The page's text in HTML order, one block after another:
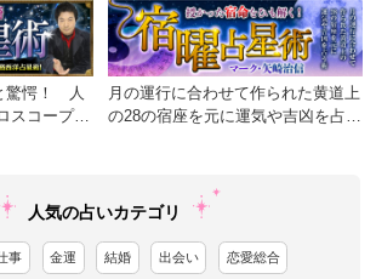
驚愕！ 人
スコープか
月の運行に合わせて作られた黄道上
の28の宿座を元に運気や吉凶を占う
人気の占いカテゴリ
事 金運 結婚 出会い 恋愛総合